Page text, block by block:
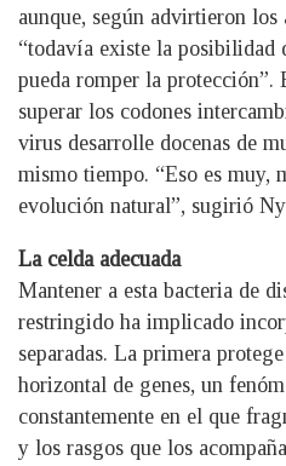
aunque, según advirtieron los
“todavía existe la posibilidad
pueda romper la protección”.
superar los codones
virus desarrolle docenas de
mismo tiempo. “Eso es muy,
evolución natural”, sugirió
La celda adecuada
Mantener a esta bacteria de
restringido ha implicado
separadas. La primera
horizontal de genes, un
constantemente en el que
y los rasgos que los